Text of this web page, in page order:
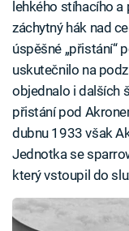
lehkého stíhacího a
záchytný hák nad
úspěšné „přistání“
uskutečnilo na
objednalo i dalších
přistání pod
dubnu 1933 však
Jednotka se
který vstoupil do